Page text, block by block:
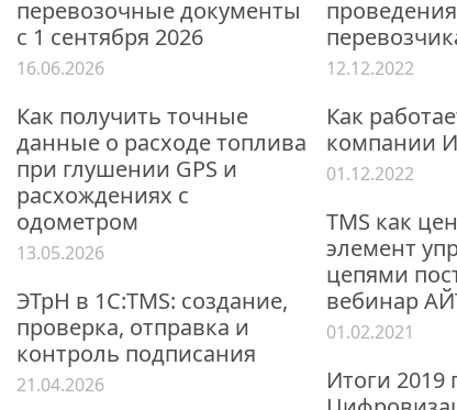
перевозочные документы
с 1 сентября 2026
16.06.2026
Как получить точные
данные о расходе топлива
при глушении GPS и
расхождениях с
одометром
13.05.2026
ЭТрН в 1С:TMS: создание,
проверка, отправка и
контроль подписания
21.04.2026
12.12.2022
Как
компании
01.12.2022
TMS как
элемент
цепями
вебинар
01.02.2021
Итоги 2019